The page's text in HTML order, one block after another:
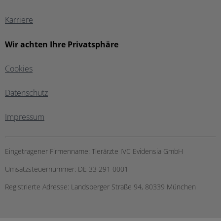
Karriere
Wir achten Ihre Privatsphäre
Cookies
Datenschutz
Impressum
Eingetragener Firmenname: Tierärzte IVC Evidensia GmbH
Umsatzsteuernummer: DE 33 291 0001
Registrierte Adresse: Landsberger Straße 94, ​80339 München